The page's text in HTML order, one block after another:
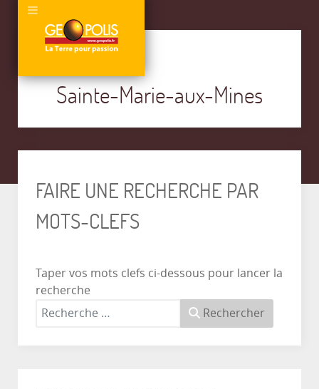
Sainte-Marie-aux-Mines
FAIRE UNE RECHERCHE PAR
MOTS-CLEFS
Taper vos mots clefs ci-dessous pour lancer la
recherche
Rechercher